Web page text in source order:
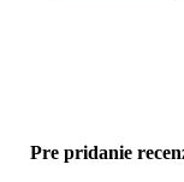
Pre pridanie